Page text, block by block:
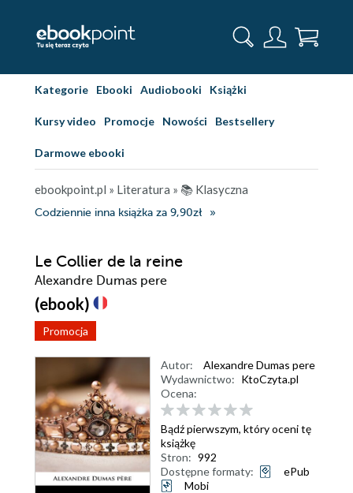
Kategorie Ebooki Audiobooki Książki
Kursy video Promocje Nowości Bestsellery
Darmowe ebooki
ebookpoint.pl » Literatura » 📚 Klasyczna
Codziennie inna książka za 9,90zł
Le Collier de la reine
Alexandre Dumas pere
(ebook)
Promocja
Autor:
Alexandre Dumas pere
Wydawnictwo: KtoCzyta.pl
Ocena:
Bądź pierwszym, który oceni tę
książkę
Stron: 992
Dostępne formaty:
ePub
Mobi